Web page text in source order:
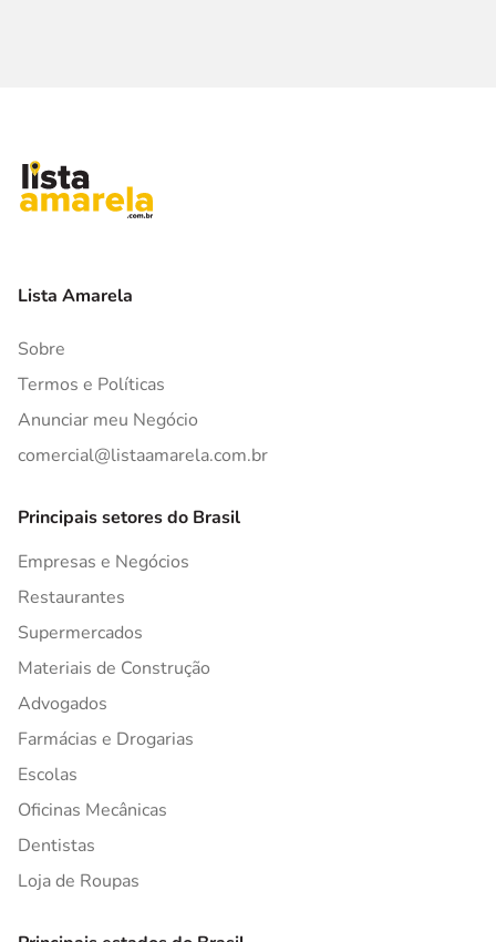
Lista Amarela
Sobre
Termos e Políticas
Anunciar meu Negócio
comercial@listaamarela.com.br
Principais setores do Brasil
Empresas e Negócios
Restaurantes
Supermercados
Materiais de Construção
Advogados
Farmácias e Drogarias
Escolas
Oficinas Mecânicas
Dentistas
Loja de Roupas